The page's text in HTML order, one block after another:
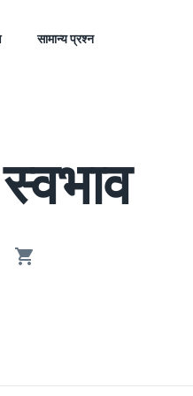
सामान्य प्रश्न